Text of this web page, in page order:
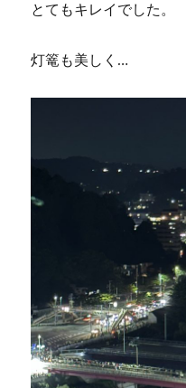
とてもキレイでした。
灯篭も美しく…